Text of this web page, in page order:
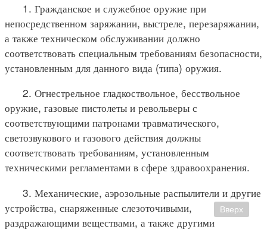
1. Гражданское и служебное оружие при
непосредственном заряжании, выстреле, перезаряжании,
а также техническом обслуживании должно
соответствовать специальным требованиям безопасности,
установленным для данного вида (типа) оружия.
2. Огнестрельное гладкоствольное, бесствольное
оружие, газовые пистолеты и револьверы с
соответствующими патронами травматического,
светозвукового и газового действия должны
соответствовать требованиям, установленным
техническими регламентами в сфере здравоохранения.
3. Механические, аэрозольные распылители и другие
устройства, снаряженные слезоточивыми,
раздражающими веществами, а также другими
Вверх